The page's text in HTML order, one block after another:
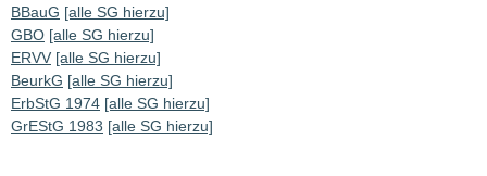
BBauG [alle SG hierzu]
GBO [alle SG hierzu]
ERVV [alle SG hierzu]
BeurkG [alle SG hierzu]
ErbStG 1974 [alle SG hierzu]
GrEStG 1983 [alle SG hierzu]